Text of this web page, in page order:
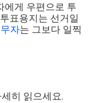
에게 우편으로 투
표용지는 선거일
자는 그보다 일찍
히 읽으세요.